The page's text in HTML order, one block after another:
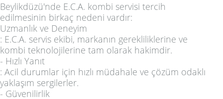
Beylikdüzü'nde E.C.A. kombi servisi tercih
edilmesinin birkaç nedeni vardır:
Uzmanlık ve Deneyim
: E.C.A. servis ekibi, markanın gerekliliklerine ve
kombi teknolojilerine tam olarak hakimdir.
- Hızlı Yanıt
: Acil durumlar için hızlı müdahale ve çözüm odaklı
yaklaşım sergilerler.
- Güvenilirlik